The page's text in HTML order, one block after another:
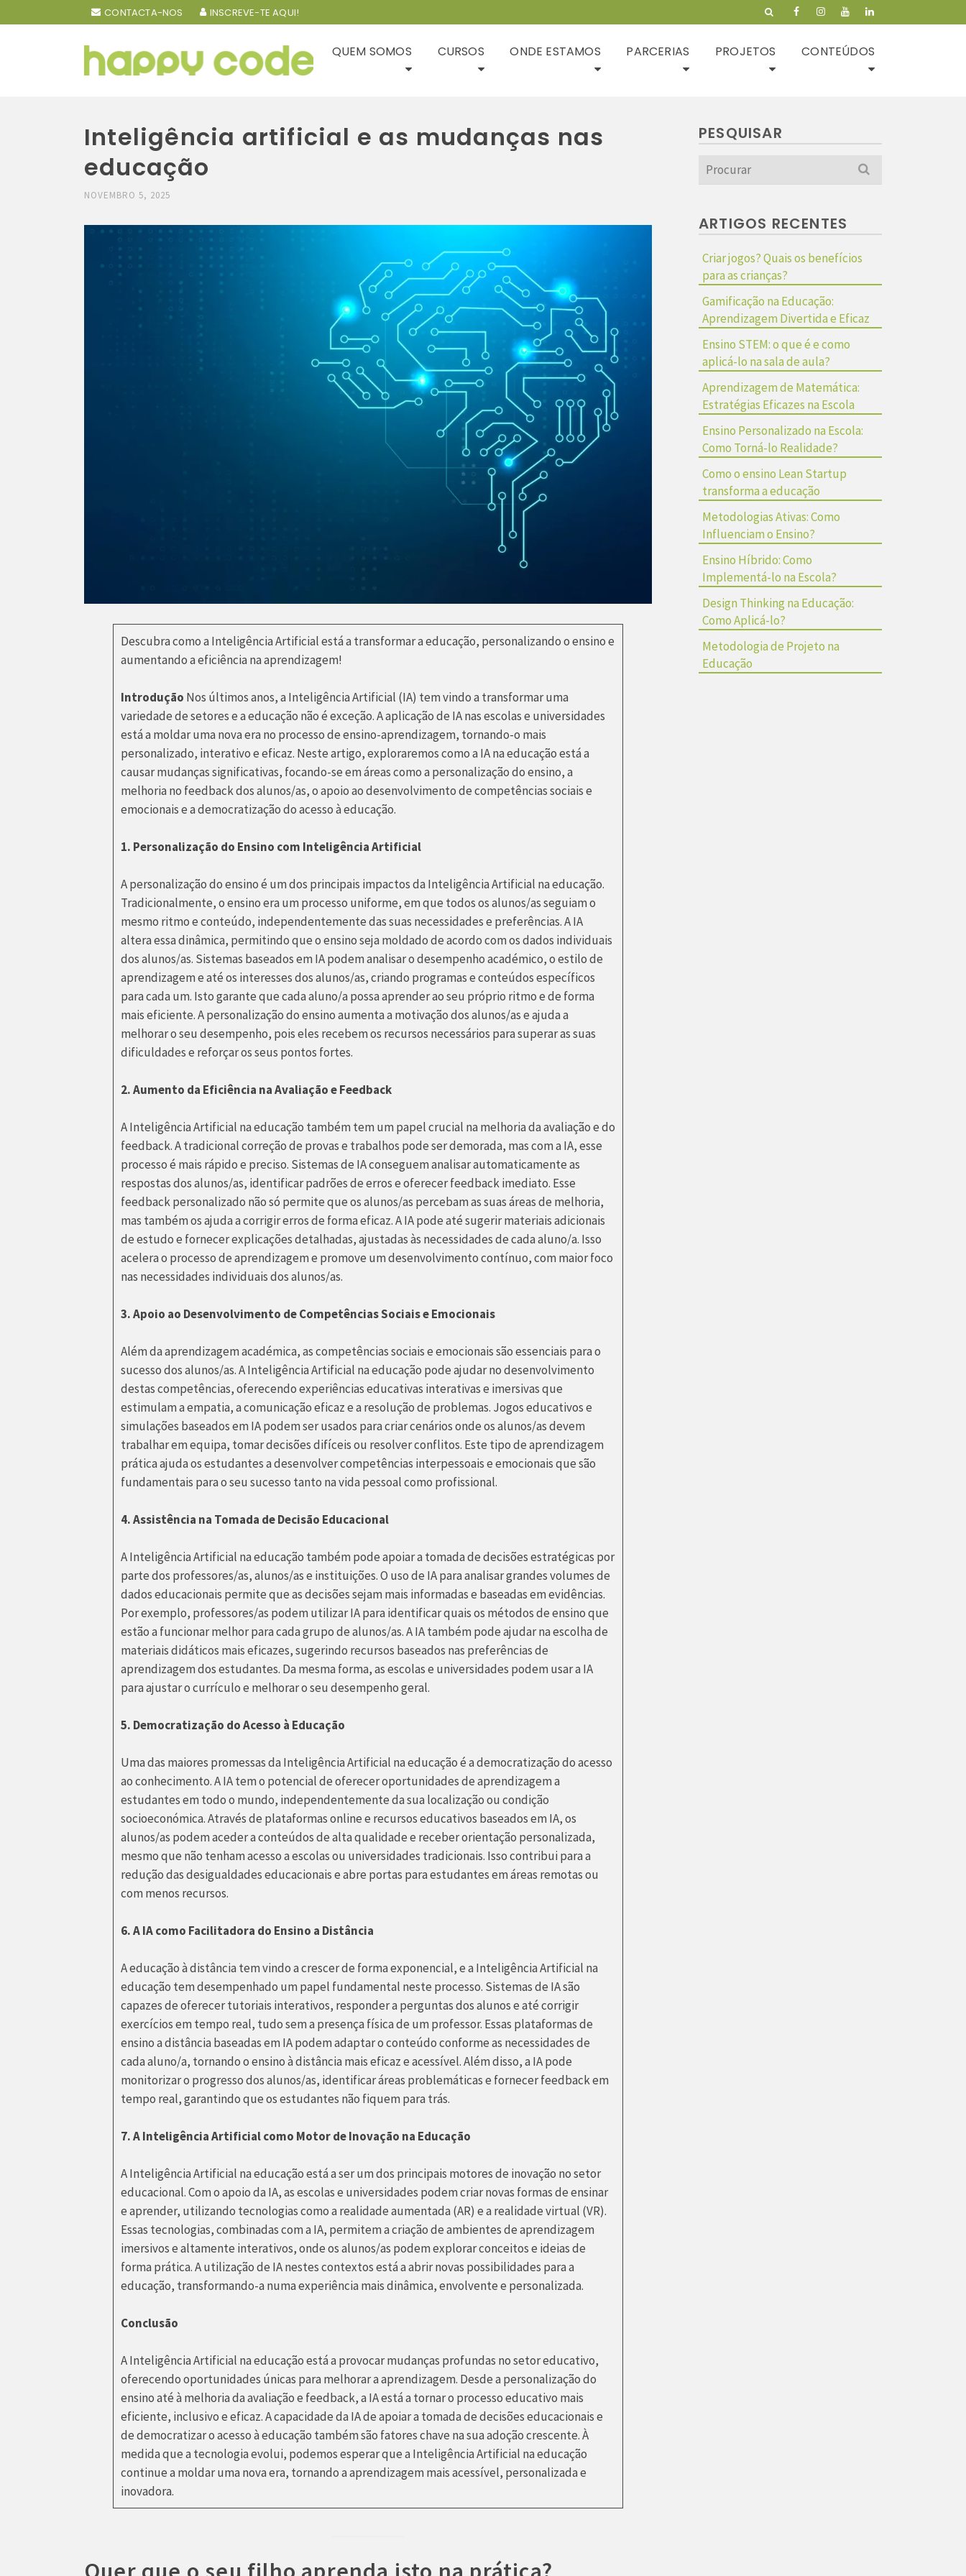
CONTACTA-NOS INSCREVE-TE AQUI!
QUEM SOMOS CURSOS ONDE ESTAMOS PARCERIAS PROJETOS CONTEÚDOS
Inteligência artificial e as mudanças nas
educação
NOVEMBRO 5, 2025
Descubra como a Inteligência Artificial está a transformar a educação, personalizando o ensino e
aumentando a eficiência na aprendizagem!
Introdução Nos últimos anos, a Inteligência Artificial (IA) tem vindo a transformar uma
variedade de setores e a educação não é exceção. A aplicação de IA nas escolas e universidades
está a moldar uma nova era no processo de ensino-aprendizagem, tornando-o mais
personalizado, interativo e eficaz. Neste artigo, exploraremos como a IA na educação está a
causar mudanças significativas, focando-se em áreas como a personalização do ensino, a
melhoria no feedback dos alunos/as, o apoio ao desenvolvimento de competências sociais e
emocionais e a democratização do acesso à educação.
1. Personalização do Ensino com Inteligência Artificial
A personalização do ensino é um dos principais impactos da Inteligência Artificial na educação.
Tradicionalmente, o ensino era um processo uniforme, em que todos os alunos/as seguiam o
mesmo ritmo e conteúdo, independentemente das suas necessidades e preferências. A IA
altera essa dinâmica, permitindo que o ensino seja moldado de acordo com os dados individuais
dos alunos/as. Sistemas baseados em IA podem analisar o desempenho académico, o estilo de
aprendizagem e até os interesses dos alunos/as, criando programas e conteúdos específicos
para cada um. Isto garante que cada aluno/a possa aprender ao seu próprio ritmo e de forma
mais eficiente. A personalização do ensino aumenta a motivação dos alunos/as e ajuda a
melhorar o seu desempenho, pois eles recebem os recursos necessários para superar as suas
dificuldades e reforçar os seus pontos fortes.
2. Aumento da Eficiência na Avaliação e Feedback
A Inteligência Artificial na educação também tem um papel crucial na melhoria da avaliação e do
feedback. A tradicional correção de provas e trabalhos pode ser demorada, mas com a IA, esse
processo é mais rápido e preciso. Sistemas de IA conseguem analisar automaticamente as
respostas dos alunos/as, identificar padrões de erros e oferecer feedback imediato. Esse
feedback personalizado não só permite que os alunos/as percebam as suas áreas de melhoria,
mas também os ajuda a corrigir erros de forma eficaz. A IA pode até sugerir materiais adicionais
de estudo e fornecer explicações detalhadas, ajustadas às necessidades de cada aluno/a. Isso
acelera o processo de aprendizagem e promove um desenvolvimento contínuo, com maior foco
nas necessidades individuais dos alunos/as.
3. Apoio ao Desenvolvimento de Competências Sociais e Emocionais
Além da aprendizagem académica, as competências sociais e emocionais são essenciais para o
sucesso dos alunos/as. A Inteligência Artificial na educação pode ajudar no desenvolvimento
destas competências, oferecendo experiências educativas interativas e imersivas que
estimulam a empatia, a comunicação eficaz e a resolução de problemas. Jogos educativos e
simulações baseados em IA podem ser usados para criar cenários onde os alunos/as devem
trabalhar em equipa, tomar decisões difíceis ou resolver conflitos. Este tipo de aprendizagem
prática ajuda os estudantes a desenvolver competências interpessoais e emocionais que são
fundamentais para o seu sucesso tanto na vida pessoal como profissional.
4. Assistência na Tomada de Decisão Educacional
A Inteligência Artificial na educação também pode apoiar a tomada de decisões estratégicas por
parte dos professores/as, alunos/as e instituições. O uso de IA para analisar grandes volumes de
dados educacionais permite que as decisões sejam mais informadas e baseadas em evidências.
Por exemplo, professores/as podem utilizar IA para identificar quais os métodos de ensino que
estão a funcionar melhor para cada grupo de alunos/as. A IA também pode ajudar na escolha de
materiais didáticos mais eficazes, sugerindo recursos baseados nas preferências de
aprendizagem dos estudantes. Da mesma forma, as escolas e universidades podem usar a IA
para ajustar o currículo e melhorar o seu desempenho geral.
5. Democratização do Acesso à Educação
Uma das maiores promessas da Inteligência Artificial na educação é a democratização do acesso
ao conhecimento. A IA tem o potencial de oferecer oportunidades de aprendizagem a
estudantes em todo o mundo, independentemente da sua localização ou condição
socioeconómica. Através de plataformas online e recursos educativos baseados em IA, os
alunos/as podem aceder a conteúdos de alta qualidade e receber orientação personalizada,
mesmo que não tenham acesso a escolas ou universidades tradicionais. Isso contribui para a
redução das desigualdades educacionais e abre portas para estudantes em áreas remotas ou
com menos recursos.
6. A IA como Facilitadora do Ensino a Distância
A educação à distância tem vindo a crescer de forma exponencial, e a Inteligência Artificial na
educação tem desempenhado um papel fundamental neste processo. Sistemas de IA são
capazes de oferecer tutoriais interativos, responder a perguntas dos alunos e até corrigir
exercícios em tempo real, tudo sem a presença física de um professor. Essas plataformas de
ensino a distância baseadas em IA podem adaptar o conteúdo conforme as necessidades de
cada aluno/a, tornando o ensino à distância mais eficaz e acessível. Além disso, a IA pode
monitorizar o progresso dos alunos/as, identificar áreas problemáticas e fornecer feedback em
tempo real, garantindo que os estudantes não fiquem para trás.
7. A Inteligência Artificial como Motor de Inovação na Educação
A Inteligência Artificial na educação está a ser um dos principais motores de inovação no setor
educacional. Com o apoio da IA, as escolas e universidades podem criar novas formas de ensinar
e aprender, utilizando tecnologias como a realidade aumentada (AR) e a realidade virtual (VR).
Essas tecnologias, combinadas com a IA, permitem a criação de ambientes de aprendizagem
imersivos e altamente interativos, onde os alunos/as podem explorar conceitos e ideias de
forma prática. A utilização de IA nestes contextos está a abrir novas possibilidades para a
educação, transformando-a numa experiência mais dinâmica, envolvente e personalizada.
Conclusão
A Inteligência Artificial na educação está a provocar mudanças profundas no setor educativo,
oferecendo oportunidades únicas para melhorar a aprendizagem. Desde a personalização do
ensino até à melhoria da avaliação e feedback, a IA está a tornar o processo educativo mais
eficiente, inclusivo e eficaz. A capacidade da IA de apoiar a tomada de decisões educacionais e
de democratizar o acesso à educação também são fatores chave na sua adoção crescente. À
medida que a tecnologia evolui, podemos esperar que a Inteligência Artificial na educação
continue a moldar uma nova era, tornando a aprendizagem mais acessível, personalizada e
inovadora.
PESQUISAR
Search
for:
ARTIGOS RECENTES
Criar jogos? Quais os benefícios
para as crianças?
Gamificação na Educação:
Aprendizagem Divertida e Eficaz
Ensino STEM: o que é e como
aplicá-lo na sala de aula?
Aprendizagem de Matemática:
Estratégias Eficazes na Escola
Ensino Personalizado na Escola:
Como Torná-lo Realidade?
Como o ensino Lean Startup
transforma a educação
Metodologias Ativas: Como
Influenciam o Ensino?
Ensino Híbrido: Como
Implementá-lo na Escola?
Design Thinking na Educação:
Como Aplicá-lo?
Metodologia de Projeto na
Educação